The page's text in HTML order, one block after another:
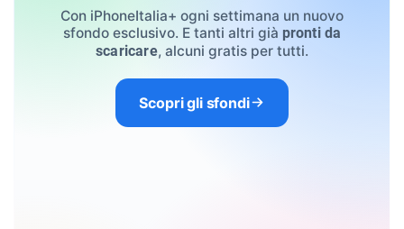
Con iPhoneItalia+ ogni settimana un nuovo
sfondo esclusivo. E tanti altri già pronti da
scaricare, alcuni gratis per tutti.
Scopri gli sfondi